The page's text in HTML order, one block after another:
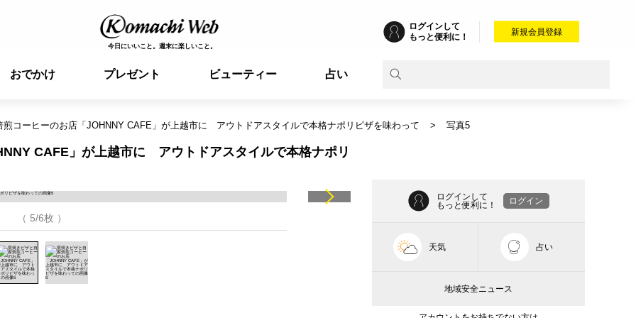
今日にいいこと。週末に楽しいこと。
ログインして
もっと便利に！
新規会員登録
おでかけ プレゼント ビューティー 占い
煎コーヒーのお店「JOHNNY CAFE」が上越市に アウトドアスタイルで本格ナポリピザを味わって 写真5
CAFE」が上越市に アウトドアスタイルで本格ナポリ
（ 5/6枚 ）
ログインして
もっと便利に！
ログイン
天気 占い
地域安全ニュース